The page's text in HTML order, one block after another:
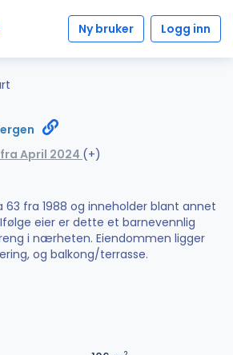
Ny bruker Logg inn
April 2024 (+)
63 fra 1988 og inneholder blant annet
eier er dette et barnevennlig
i nærheten. Eiendommen ligger
og balkong/terrasse.